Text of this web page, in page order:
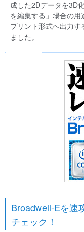
成した2Dデータを3D
を編集する」場合の
プリント形式へ出力
ました。
Broadwell-Eを速
チェック！